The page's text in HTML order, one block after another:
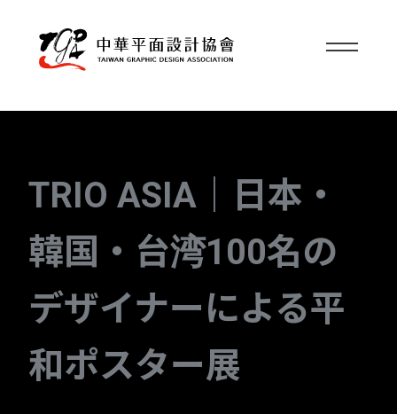
TRIO ASIA｜日本・
韓国・台湾100名の
デザイナーによる平
和ポスター展